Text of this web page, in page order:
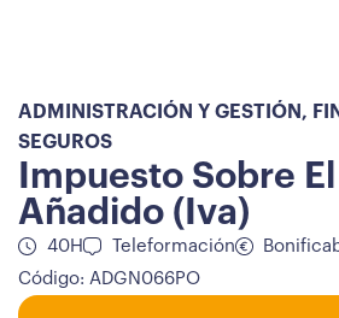
ADMINISTRACIÓN Y GESTIÓN ,
SEGUROS
Impuesto Sobre
Añadido (Iva)
40H Teleformación
Código: ADGN066PO